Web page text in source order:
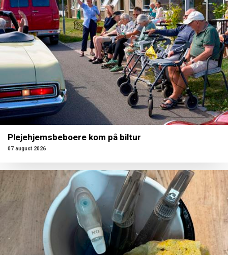
Plejehjemsbeboere kom på biltur
07 august 2026